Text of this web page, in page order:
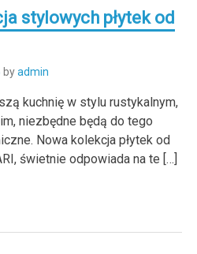
stylowych płytek od
byadmin
kuchnię w stylu rustykalnym,
niezbędne będą do tego
Nowa kolekcja płytek od
świetnie odpowiada na te […]